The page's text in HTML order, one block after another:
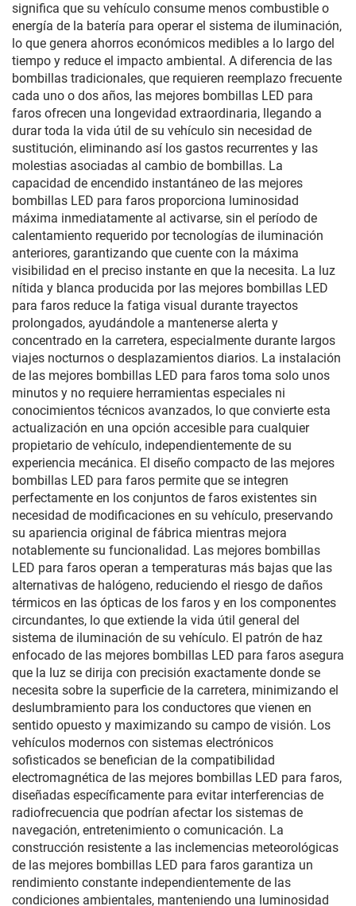
significa que su vehículo consume menos combustible o
energía de la batería para operar el sistema de iluminación,
lo que genera ahorros económicos medibles a lo largo del
tiempo y reduce el impacto ambiental. A diferencia de las
bombillas tradicionales, que requieren reemplazo frecuente
cada uno o dos años, las mejores bombillas LED para
faros ofrecen una longevidad extraordinaria, llegando a
durar toda la vida útil de su vehículo sin necesidad de
sustitución, eliminando así los gastos recurrentes y las
molestias asociadas al cambio de bombillas. La
capacidad de encendido instantáneo de las mejores
bombillas LED para faros proporciona luminosidad
máxima inmediatamente al activarse, sin el período de
calentamiento requerido por tecnologías de iluminación
anteriores, garantizando que cuente con la máxima
visibilidad en el preciso instante en que la necesita. La luz
nítida y blanca producida por las mejores bombillas LED
para faros reduce la fatiga visual durante trayectos
prolongados, ayudándole a mantenerse alerta y
concentrado en la carretera, especialmente durante largos
viajes nocturnos o desplazamientos diarios. La instalación
de las mejores bombillas LED para faros toma solo unos
minutos y no requiere herramientas especiales ni
conocimientos técnicos avanzados, lo que convierte esta
actualización en una opción accesible para cualquier
propietario de vehículo, independientemente de su
experiencia mecánica. El diseño compacto de las mejores
bombillas LED para faros permite que se integren
perfectamente en los conjuntos de faros existentes sin
necesidad de modificaciones en su vehículo, preservando
su apariencia original de fábrica mientras mejora
notablemente su funcionalidad. Las mejores bombillas
LED para faros operan a temperaturas más bajas que las
alternativas de halógeno, reduciendo el riesgo de daños
térmicos en las ópticas de los faros y en los componentes
circundantes, lo que extiende la vida útil general del
sistema de iluminación de su vehículo. El patrón de haz
enfocado de las mejores bombillas LED para faros asegura
que la luz se dirija con precisión exactamente donde se
necesita sobre la superficie de la carretera, minimizando el
deslumbramiento para los conductores que vienen en
sentido opuesto y maximizando su campo de visión. Los
vehículos modernos con sistemas electrónicos
sofisticados se benefician de la compatibilidad
electromagnética de las mejores bombillas LED para faros,
diseñadas específicamente para evitar interferencias de
radiofrecuencia que podrían afectar los sistemas de
navegación, entretenimiento o comunicación. La
construcción resistente a las inclemencias meteorológicas
de las mejores bombillas LED para faros garantiza un
rendimiento constante independientemente de las
condiciones ambientales, manteniendo una luminosidad